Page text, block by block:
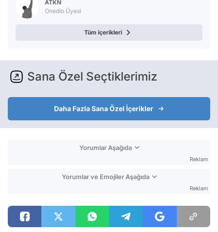
ATKN
Onedio Üyesi
Tüm içerikleri
Sana Özel Seçtiklerimiz
Daha Fazla Sana Özel İçerikler
Yorumlar Aşağıda
Reklam
Yorumlar ve Emojiler Aşağıda
Reklam